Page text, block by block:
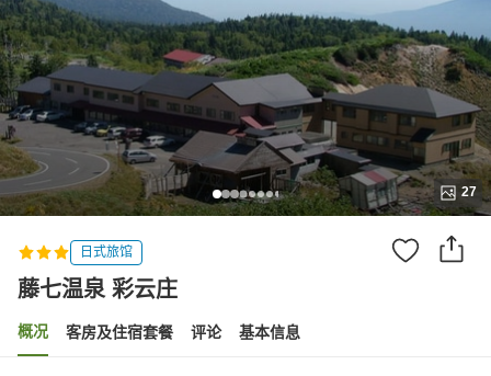
27
日式旅馆
藤七温泉 彩云庄
概况 客房及住宿套餐 评论 基本信息